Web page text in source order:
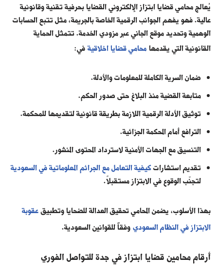
يُعالج محامي قضايا ابتزاز الإلكتروني القضايا بحرفية تقنية وقانونية
عالية. فهو يفهم الجوانب الرقمية الخاصة بالجريمة، مثل تتبع الحسابات
الوهمية وتحديد موقع الجاني عبر مزودي الخدمة. تتمثل الحماية
القانونية التي يقدمهامحامي قضايا اخلاقيةفي:
ضمان السرية الكاملة للمعلومات والأدلة.
متابعة القضية منذ البلاغ حتى صدور الحكم.
توثيق الأدلة الرقمية اللازمة بطريقة قانونية لتقديمها للمحكمة.
الترافع أمام المحكمة الجزائية.
التنسيق مع الجهات الأمنية لاسترداد المحتوى المنشور.
تقديم استشاراتكيفية التعامل مع الجرائم المعلوماتية في السعودية
لتجنّب الوقوع في الابتزاز مستقبلاً.
بهذا الأسلوب، يضمن المحامي تحقيق العدالة للضحايا وتطبيقعقوبة
الابتزاز في النظام السعوديوفقاً للقوانين السعودية.
أرقام محامين قضايا ابتزاز في جدة للتواصل الفوري